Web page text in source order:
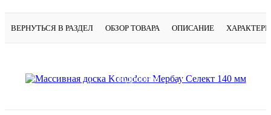
ВЕРНУТЬСЯ В РАЗДЕЛ ОБЗОР ТОВАРА ОПИСАНИЕ
Подробнее